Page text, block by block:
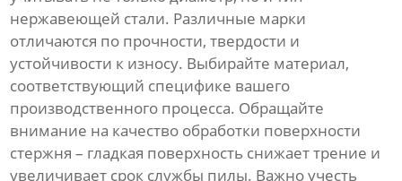
нержавеющей стали. Различные марки
отличаются по прочности, твердости и
устойчивости к износу. Выбирайте материал,
соответствующий специфике вашего
производственного процесса. Обращайте
внимание на качество обработки поверхности
стержня – гладкая поверхность снижает трение и
увеличивает срок службы пилы. Важно учесть